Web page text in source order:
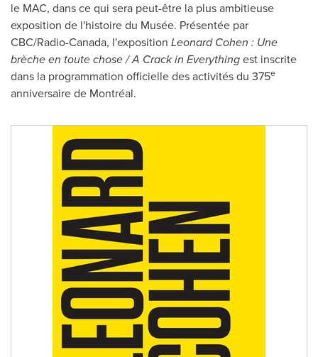
le MAC, dans ce qui sera peut-être la plus ambitieuse
exposition de l'histoire du Musée. Présentée par
CBC/Radio-Canada, l'exposition Leonard Cohen : Une
brèche en toute chose / A Crack in Everythingest inscrite
dans la programmation officielle des activités du 375e
anniversaire de Montréal.